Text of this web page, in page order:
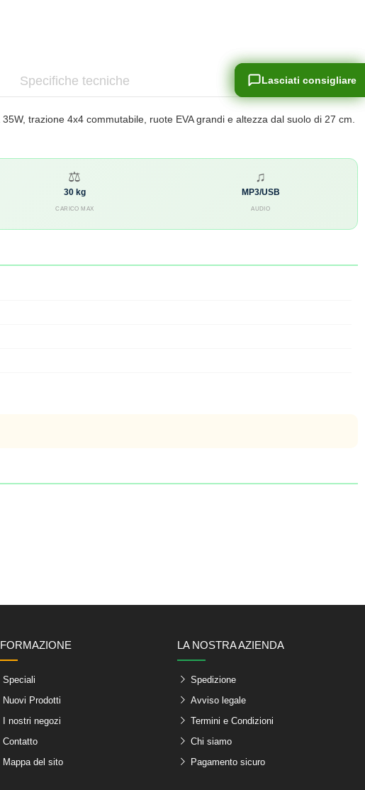
Specifiche tecniche
trazione 4x4 commutabile, ruote EVA grandi e altezza dal suolo di 27 cm.
⚖
30 kg
CARICO MAX
♫
MP3/USB
AUDIO
Speciali
Nuovi Prodotti
I nostri negozi
Contatto
Mappa del sito
LA NOSTRA AZIENDA
Spedizione
Avviso legale
Termini e Condizioni
Chi siamo
Pagamento sicuro
Lasciati consigliare
Lasciati consigliare